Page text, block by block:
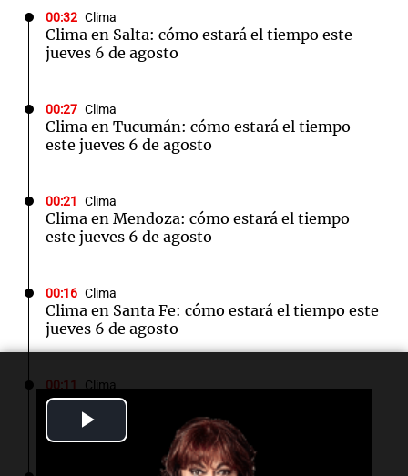
Video
00:32 Clima
Clima en Salta: cómo estará el tiempo este
jueves 6 de agosto
00:27 Clima
Clima en Tucumán: cómo estará el tiempo
este jueves 6 de agosto
00:21 Clima
Clima en Mendoza: cómo estará el tiempo
este jueves 6 de agosto
00:16 Clima
Clima en Santa Fe: cómo estará el tiempo este
jueves 6 de agosto
00:11 Clima
Clima en Rosario: cómo estará el tiempo este
jueves 6 de agosto